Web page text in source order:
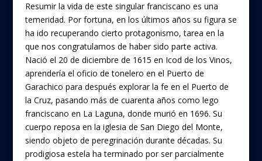
Resumir la vida de este singular franciscano es una
temeridad. Por fortuna, en los últimos años su figura se
ha ido recuperando cierto protagonismo, tarea en la
que nos congratulamos de haber sido parte activa.
Nació el 20 de diciembre de 1615 en Icod de los Vinos,
aprendería el oficio de tonelero en el Puerto de
Garachico para después explorar la fe en el Puerto de
la Cruz, pasando más de cuarenta años como lego
franciscano en La Laguna, donde murió en 1696. Su
cuerpo reposa en la iglesia de San Diego del Monte,
siendo objeto de peregrinación durante décadas. Su
prodigiosa estela ha terminado por ser parcialmente